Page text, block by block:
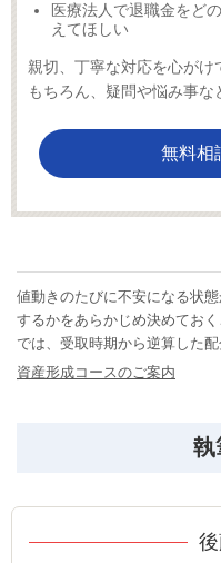
医療法人で退職金をど
えてほしい
親切、丁寧な対応を心が
もちろん、疑問や悩み事な
無料相
値動きのたびに不安になる状
するかをあらかじめ決めてお
では、受取時期から逆算した
資産形成コースのご案内
執